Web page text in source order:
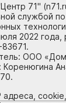
71"
службой
2022 года,
ООО
адреса,